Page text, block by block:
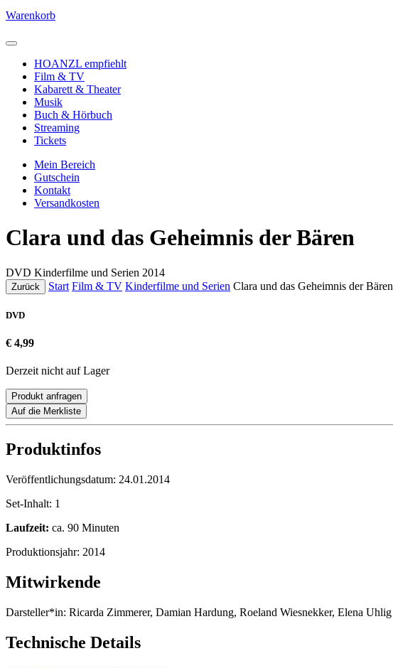
Warenkorb
HOANZL empfiehlt
Film & TV
Kabarett & Theater
Musik
Buch & Hörbuch
Streaming
Tickets
Mein Bereich
Gutschein
Kontakt
Versandkosten
Clara und das Geheimnis der Bären
DVD Kinderfilme und Serien 2014
Zurück Start Film & TV Kinderfilme und Serien Clara und das Geheimnis der Bären
DVD
€ 4,99
Derzeit nicht auf Lager
Produkt anfragen
Auf die Merkliste
Produktinfos
Veröffentlichungsdatum: 24.01.2014
Set-Inhalt: 1
Laufzeit: ca. 90 Minuten
Produktionsjahr: 2014
Mitwirkende
Darsteller*in: Ricarda Zimmerer, Damian Hardung, Roeland Wiesnekker, Elena Uhlig
Technische Details